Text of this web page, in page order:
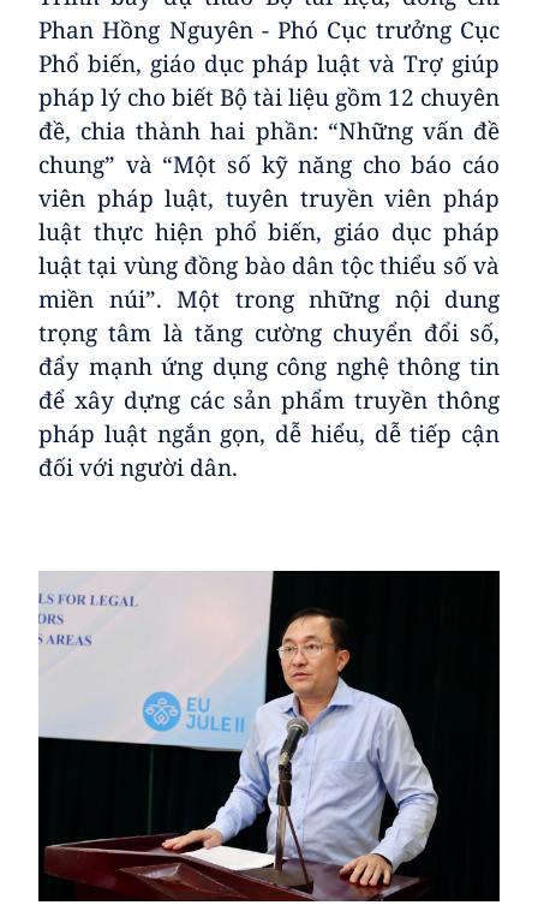
Phan Hồng Nguyên - Phó Cục trưởng Cục
Phổ biến, giáo dục pháp luật và Trợ giúp
pháp lý cho biết Bộ tài liệu gồm 12 chuyên
đề, chia thành hai phần: “Những vấn đề
chung” và “Một số kỹ năng cho báo cáo
viên pháp luật, tuyên truyền viên pháp
luật thực hiện phổ biến, giáo dục pháp
luật tại vùng đồng bào dân tộc thiểu số và
miền núi”. Một trong những nội dung
trọng tâm là tăng cường chuyển đổi số,
đẩy mạnh ứng dụng công nghệ thông tin
để xây dựng các sản phẩm truyền thông
pháp luật ngắn gọn, dễ hiểu, dễ tiếp cận
đối với người dân.